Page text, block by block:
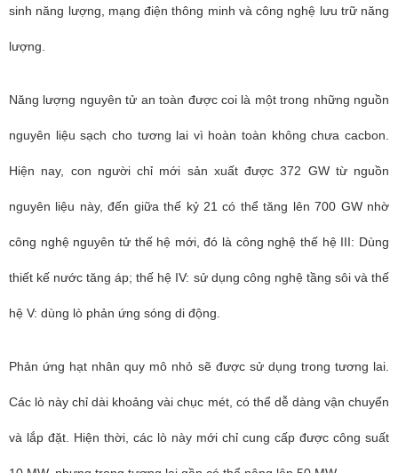
sinh năng lượng, mạng điện thông minh và công nghệ lưu trữ năng
lượng.
Năng lượng nguyên tử an toàn được coi là một trong những nguồn
nguyên liệu sạch cho tương lai vì hoàn toàn không chưa cacbon.
Hiện nay, con người chỉ mới sản xuất được 372 GW từ nguồn
nguyên liệu này, đến giữa thế kỷ 21 có thể tăng lên 700 GW nhờ
công nghệ nguyên tử thế hệ mới, đó là công nghệ thế hệ III: Dùng
thiết kế nước tăng áp; thế hệ IV: sử dụng công nghệ tầng sôi và thế
hệ V: dùng lò phản ứng sóng di động.
Phản ứng hạt nhân quy mô nhỏ sẽ được sử dụng trong tương lai.
Các lò này chỉ dài khoảng vài chục mét, có thể dễ dàng vận chuyển
và lắp đặt. Hiện thời, các lò này mới chỉ cung cấp được công suất